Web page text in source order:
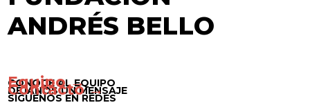
ANDRÉS BELLO
CONOCE AL EQUIPO
Equipo →
DÉJANOS UN MENSAJE
Contacto →
SÍGUENOS EN REDES